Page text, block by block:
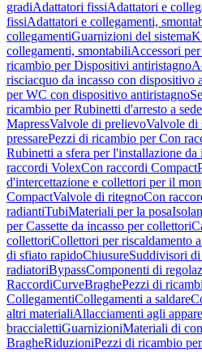
gradiAdattatori fissiAdattatori e
fissiAdattatori e collegamenti,
collegamentiGuarnizioni del sistema
collegamenti, smontabiliAccessori
ricambio per Dispositivi antiristagno
risciacquo da incasso con dispositivo
per WC con dispositivo antiristagno
ricambio per Rubinetti d'arresto a
MapressValvole di prelievoValvole di
pressarePezzi di ricambio per Con
Rubinetti a sfera per l'installazione da
raccordi VolexCon raccordi Compact
d'intercettazione e collettori per il
CompactValvole di ritegnoCon
radiantiTubiMateriali per la posa
per Cassette da incasso per collettori
collettoriCollettori per riscaldamento
di sfiato rapidoChiusureSuddivisori
radiatoriBypassComponenti di
RaccordiCurveBraghePezzi di
CollegamentiCollegamenti a saldare
altri materialiAllacciamenti agli
braccialettiGuarnizioniMateriali di
BragheRiduzioniPezzi di ricambio